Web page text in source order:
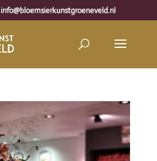
info@bloemsierkunstgroeneveld.nl